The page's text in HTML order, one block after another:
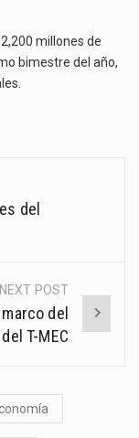
millones de
bimestre del año,
del
NEXT POST
del
del T-MEC